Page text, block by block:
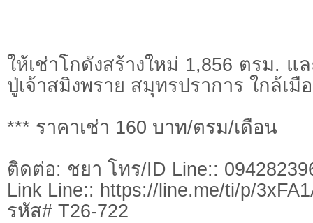
ให้เช่าโกดังสร้างใหม่ 1,856 ตรม. แ
ปู่เจ้าสมิงพราย สมุทรปราการ ใกล้เมื
*** ราคาเช่า 160 บาท/ตรม/เดือน
ติดต่อ: ชยา โทร/ID Line::
Link Line:: https://line.me/ti/p/
รหัส# T26-722